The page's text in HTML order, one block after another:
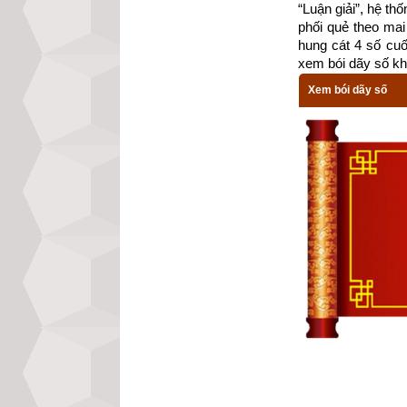
Theo bảng tra
là cung Đoài
Càn (Số 6),
Tránh chọn
(Số 9) và các
Xem chi tiết
mệnh Số 7 –
trạch cung Đoài -
Các luận giải
trợ do không đủ
“Luận giải”, hệ
phối quẻ theo
hung cát 4 số
xem bói dãy số
Xem bói dãy số